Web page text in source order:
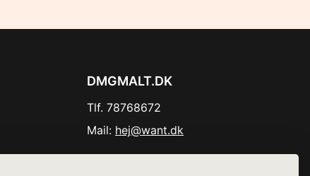
DMGMALT.DK
Tlf. 78768672
Mail: hej@want.dk